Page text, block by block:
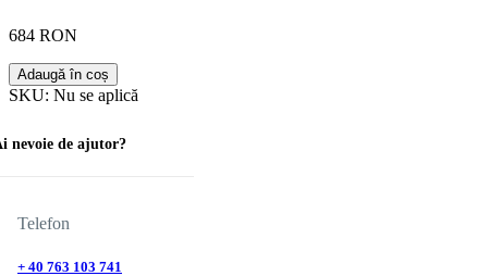
684 RON
Adaugă în coș
SKU: Nu se aplică
nevoie de ajutor?
Telefon
+ 40 763 103 741